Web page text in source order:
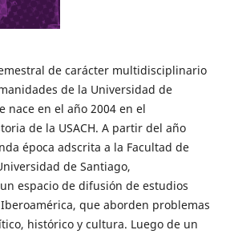
de carácter multidisciplinario
de la Universidad de
nace en el año 2004 en el
de la USACH. A partir del año
época adscrita a la Facultad de
de Santiago,
espacio de difusión de estudios
que aborden problemas
histórico y cultura. Luego de un